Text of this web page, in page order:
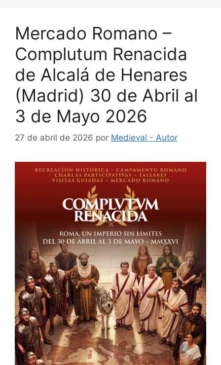
Mercado Romano –
Complutum Renacida
de Alcalá de Henares
(Madrid) 30 de Abril al
3 de Mayo 2026
27 de abril de 2026 por Medieval - Autor